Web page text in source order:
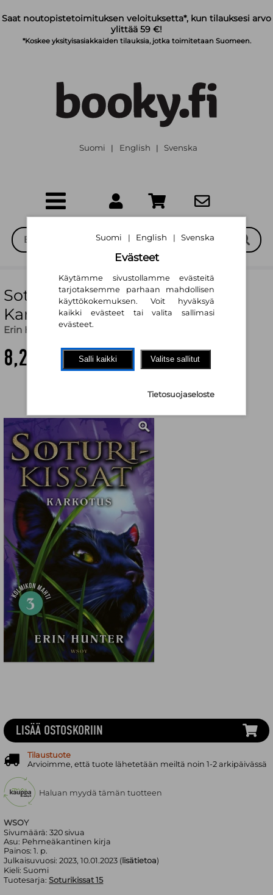
Saat noutopistetoimituksen veloituksetta*, kun tilauksesi arvo
ylittää 59 €!
*Koskee yksityisasiakkaiden tilauksia, jotka toimitetaan Suomeen.
Suomi | English | Svenska
Soturikissat: Kolmikon mahti 3:
Karkotus
Erin Hunter ,Nana Sironen (käänt.)
8,20 €
WSOY
Sivumäärä:320 sivua
Asu: Pehmeäkantinen kirja
Painos:1. p.
Julkaisuvuosi:2023, 10.01.2023 ( lisätietoa)
Kieli:Suomi
Tuotesarja: Soturikissat 15
LISÄÄ OSTOSKORIIN
Tilaustuote
Arvioimme, että tuote lähetetään meiltä noin 1-2 arkipäivässä
Haluan myydä tämän tuotteen
Suomi | English | Svenska
Evästeet
Käytämme sivustollamme evästeitä
tarjotaksemme parhaan mahdollisen
käyttökokemuksen. Voit hyväksyä
kaikki evästeet tai valita sallimasi
evästeet.
Salli kaikki Valitse sallitut
Tietosuojaseloste